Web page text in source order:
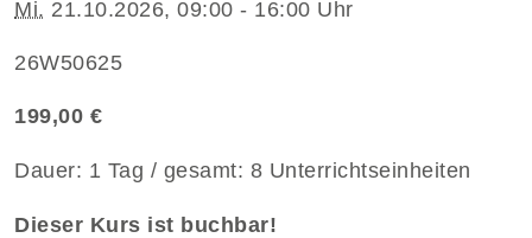
Mi. 21.10.2026, 09:00 - 16:00 Uhr
26W50625
199,00 €
Dauer: 1 Tag / gesamt: 8 Unterrichtseinheiten
Dieser Kurs ist buchbar!